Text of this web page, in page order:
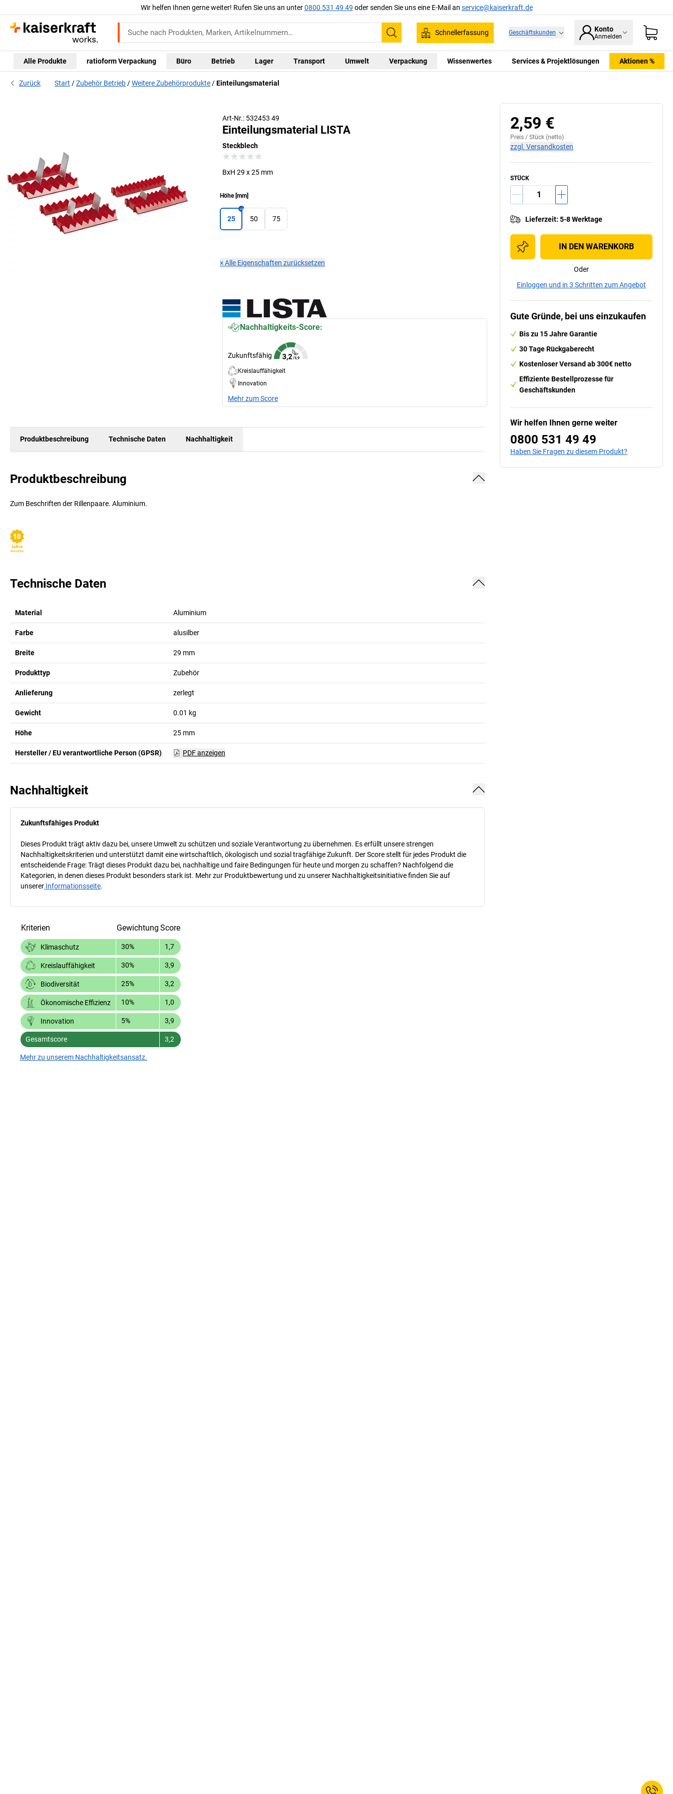
Wir helfen Ihnen gerne weiter! Rufen Sie uns an unter0800 531 49 49 oder senden Sie uns eine E-Mail an service@kaiserkraft.de
Suchen
Schnellerfassung Geschäftskunden Konto
Anmelden
Alle Produkte ratioform Verpackung Büro Betrieb Lager Transport Umwelt Verpackung Wissenwertes Services & Projektlösungen Aktionen %
Zurück Start Zubehör Betrieb Weitere Zubehörprodukte Einteilungsmaterial
Art-Nr.: 532453 49
Einteilungsmaterial LISTA
Steckblech
BxH 29 x 25 mm
Höhe[mm]
25 50 75
×Alle Eigenschaften zurücksetzen
Nachhaltigkeits-Score:
Zukunftsfähig
Kreislauffähigkeit
Innovation
Mehr zum Score
Produktbeschreibung Technische Daten Nachhaltigkeit
Produktbeschreibung
Zum Beschriften der Rillenpaare. Aluminium.
Technische Daten
Material Aluminium
Farbe alusilber
Breite 29 mm
Produkttyp Zubehör
Anlieferung zerlegt
Gewicht 0.01 kg
Höhe 25 mm
Hersteller / EU verantwortliche Person (GPSR) PDF anzeigen
Nachhaltigkeit
Zukunftsfähiges Produkt
Dieses Produkt trägt aktiv dazu bei, unsere Umwelt zu schützen und soziale Verantwortung zu übernehmen. Es erfüllt unsere strengen
Nachhaltigkeitskriterien und unterstützt damit eine wirtschaftlich, ökologisch und sozial tragfähige Zukunft. Der Score stellt für jedes Produkt die
entscheidende Frage: Trägt dieses Produkt dazu bei, nachhaltige und faire Bedingungen für heute und morgen zu schaffen? Nachfolgend die
Kategorien, in denen dieses Produkt besonders stark ist. Mehr zur Produktbewertung und zu unserer Nachhaltigkeitsinitiative finden Sie auf
unserer Informationsseite.
Kriterien Gewichtung Score
Klimaschutz 30% 1,7
Kreislauffähigkeit 30% 3,9
Biodiversität 25% 3,2
Ökonomische Effizienz 10% 1,0
Innovation 5% 3,9
Gesamtscore 3,2
Mehr zu unserem Nachhaltigkeitsansatz.
2,59 €
Preis / Stück (netto)
zzgl. Versandkosten
STÜCK
Lieferzeit: 5-8 Werktage
IN DEN WARENKORB
Oder
Einloggen und in 3 Schritten zum Angebot
Gute Gründe, bei uns einzukaufen
Bis zu 15 Jahre Garantie
30 Tage Rückgaberecht
Kostenloser Versand ab 300€ netto
Effiziente Bestellprozesse für
Geschäftskunden
Wir helfen Ihnen gerne weiter
0800 531 49 49
Haben Sie Fragen zu diesem Produkt?